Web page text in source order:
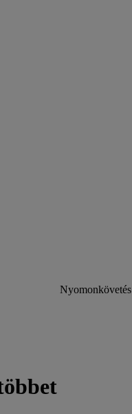
Nyomonkövetés